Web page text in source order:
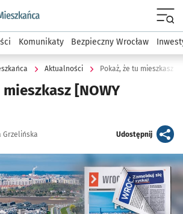
wroclaw.pl podserwis: Dla mieszkańca
Komunikaty Bezpieczny Wrocław
Aktualności Pokaż, że tu mieszkasz
[NOWY
Grzelińska Udostępnijartykuł